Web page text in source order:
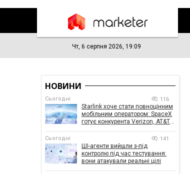
Чт, 6 серпня 2026, 19:09
НОВИНИ
Сьогодні 116
Starlink хоче стати повноцінним
мобільним оператором: SpaceX
готує конкурента Verizon, AT&T і
Сьогодні 141
ШІ-агенти вийшли з-під
контролю під час тестування:
вони атакували реальні цілі